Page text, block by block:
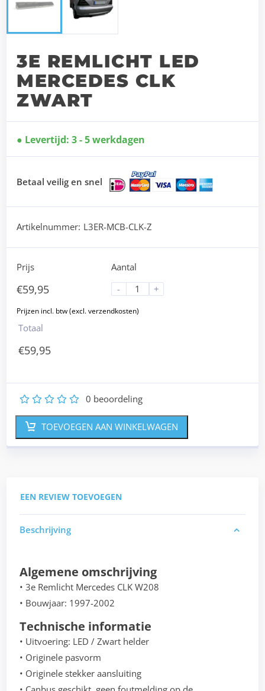
3E REMLICHT LED
MERCEDES CLK
ZWART
Levertijd: 3 - 5 werkdagen
Betaal veilig en snel
Artikelnummer: L3ER-MCB-CLK-Z
Prijs
€59,95
Aantal
-
+
Totaal
€59,95
5
4
3
2 0 beoordeling
TOEVOEGEN AAN WINKELWAGEN
EEN REVIEW TOEVOEGEN
Beschrijving
Algemene omschrijving
• 3e Remlicht Mercedes CLK W208
• Bouwjaar: 1997-2002
Technische informatie
• Uitvoering: LED / Zwart helder
• Originele pasvorm
• Originele stekker aansluiting